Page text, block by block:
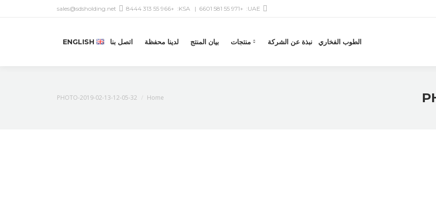
UAE:
+971 55 581 6601
| KSA:
+966 55 313 8444
sales@sdsholding.net
الطوب الفخاري نبذة عن الشركة منتجات بيان المنتج لدينا محفظة اتصل بنا ENGLISH
You are here:
Home
PHOTO-2019-02-13-12-05-32